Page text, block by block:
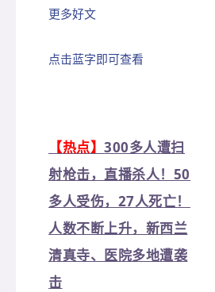
更多好文
点击蓝字即可查看
【热点】300多人遭扫
射枪击，直播杀人！50
多人受伤，27人死亡！
人数不断上升，新西兰
清真寺、医院多地遭袭
击